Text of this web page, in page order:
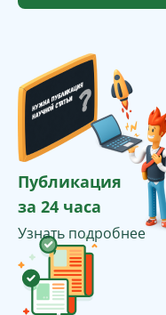
Публикация
за 24 часа
Узнать подробнее